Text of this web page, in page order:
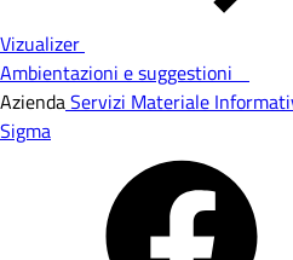
Vizualizer
Ambientazioni e suggestioni
AziendaServizi Materiale
Sigma